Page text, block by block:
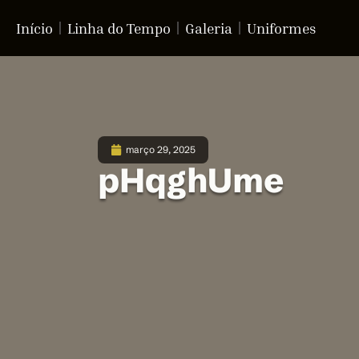
Início Linha do Tempo Galeria Uniformes
março 29, 2025
pHqghUme